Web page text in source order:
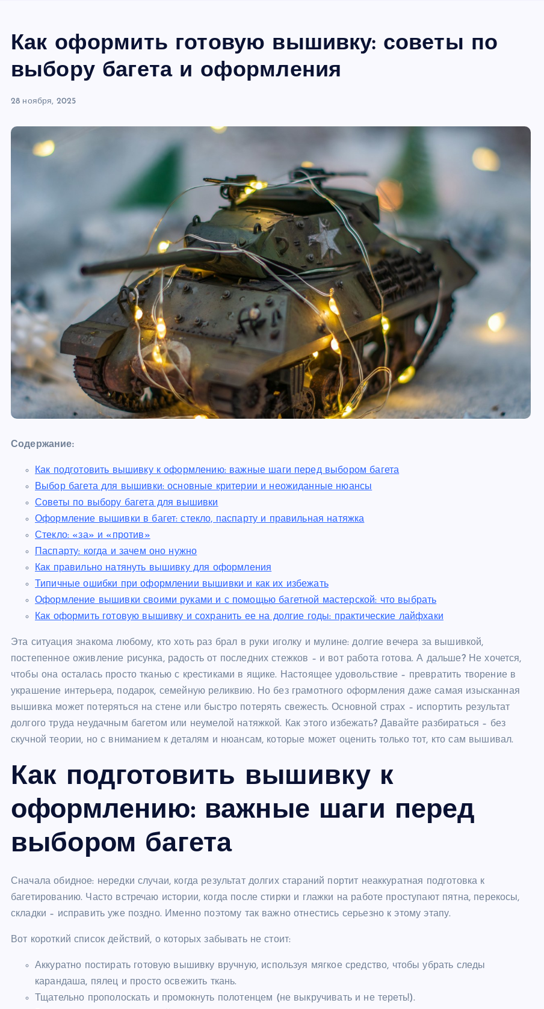
Как оформить готовую вышивку: советы по
выбору багета и оформления
28 ноября, 2025
Содержание:
Как подготовить вышивку к оформлению: важные шаги перед выбором багета
Выбор багета для вышивки: основные критерии и неожиданные нюансы
Советы по выбору багета для вышивки
Оформление вышивки в багет: стекло, паспарту и правильная натяжка
Стекло: «за» и «против»
Паспарту: когда и зачем оно нужно
Как правильно натянуть вышивку для оформления
Типичные ошибки при оформлении вышивки и как их избежать
Оформление вышивки своими руками и с помощью багетной мастерской: что выбрать
Как оформить готовую вышивку и сохранить ее на долгие годы: практические лайфхаки
Эта ситуация знакома любому, кто хоть раз брал в руки иголку и мулине: долгие вечера за вышивкой,
постепенное оживление рисунка, радость от последних стежков – и вот работа готова. А дальше? Не хочется,
чтобы она осталась просто тканью с крестиками в ящике. Настоящее удовольствие – превратить творение в
украшение интерьера, подарок, семейную реликвию. Но без грамотного оформления даже самая изысканная
вышивка может потеряться на стене или быстро потерять свежесть. Основной страх – испортить результат
долгого труда неудачным багетом или неумелой натяжкой. Как этого избежать? Давайте разбираться – без
скучной теории, но с вниманием к деталям и нюансам, которые может оценить только тот, кто сам вышивал.
Как подготовить вышивку к
оформлению: важные шаги перед
выбором багета
Сначала обидное: нередки случаи, когда результат долгих стараний портит неаккуратная подготовка к
багетированию. Часто встречаю истории, когда после стирки и глажки на работе проступают пятна, перекосы,
складки – исправить уже поздно. Именно поэтому так важно отнестись серьезно к этому этапу.
Вот короткий список действий, о которых забывать не стоит:
Аккуратно постирать готовую вышивку вручную, используя мягкое средство, чтобы убрать следы
карандаша, пялец и просто освежить ткань.
Тщательно прополоскать и промокнуть полотенцем (не выкручивать и не тереть!).